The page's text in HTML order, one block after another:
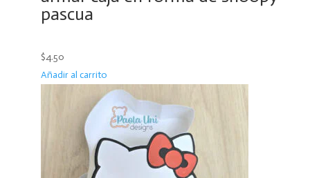
pascua
$4.50
Añadir al carrito